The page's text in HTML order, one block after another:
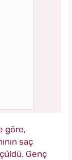
göre,
saç
Genç